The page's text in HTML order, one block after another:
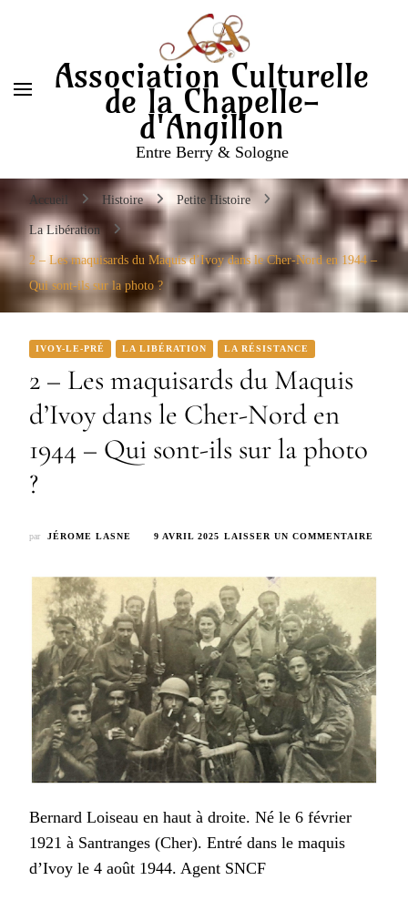
Association Culturelle
de la Chapelle-
d'Angillon
Entre Berry & Sologne
Accueil Histoire Petite Histoire
La Libération
2 – Les maquisards du Maquis d’Ivoy dans le Cher-Nord en 1944 –
Qui sont-ils sur la photo ?
IVOY-LE-PRÉ LA LIBÉRATION LA RÉSISTANCE
2 – Les maquisards du Maquis
d’Ivoy dans le Cher-Nord en
1944 – Qui sont-ils sur la photo
?
par JÉROME LASNE 9 AVRIL 2025 LAISSER UN COMMENTAIRE
DU
DANS
LE
CHER-
1944
–
QUI
Bernard Loiseau en haut à droite. Né le 6 février
1921 à Santranges (Cher). Entré dans le maquis
d’Ivoy le 4 août 1944. Agent SNCF